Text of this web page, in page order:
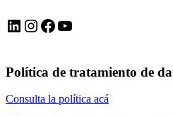
LinkedIn Instagram Facebook YouTube
Política de tratamiento de
Consulta la política acá